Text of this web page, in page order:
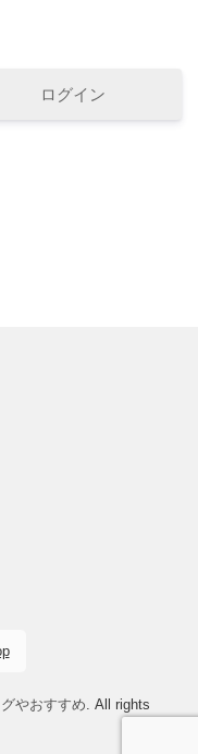
ログイン
やおすすめ. All rights